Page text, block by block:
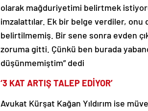
olarak mağduriyetimi belirtmek
imzalattılar. Ek bir belge verdiler,
belirtilmemiş. Bir sene sonra evden
zoruma gitti. Çünkü ben burada
düşünmemiştim” dedi
‘3 KAT ARTIŞ TALEP EDİYOR’
Avukat Kürşat Kağan Yıldırım ise